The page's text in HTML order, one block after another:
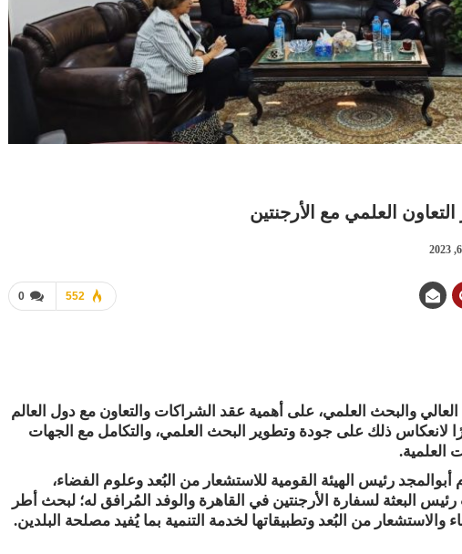
العلمي مع الأرجنتين
0 552
العالي والبحث العلمي، على أهمية عقد الشراكات والتعاون مع دول العالم
لانعكاس ذلك على جودة وتطوير البحث العلمي، والتكامل مع الجهات
العلمية.
أبوالمجد رئيس الهيئة القومية للاستشعار من البُعد وعلوم الفضاء،
البعثة لسفارة الأرجنتين في القاهرة والوفد المُرافق له؛ لبحث أطر
والاستشعار من البُعد وتطبيقاتها لخدمة التنمية بما يُفيد مصلحة البلدين.